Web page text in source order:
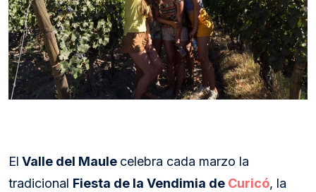
El Valle del Maule celebra cada marzo la
tradicional Fiesta de la Vendimia de Curicó, la